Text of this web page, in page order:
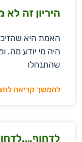
היריון זה
האמת היא
היה מי יודע מה.
שהתנחלו
להמשך קריאה